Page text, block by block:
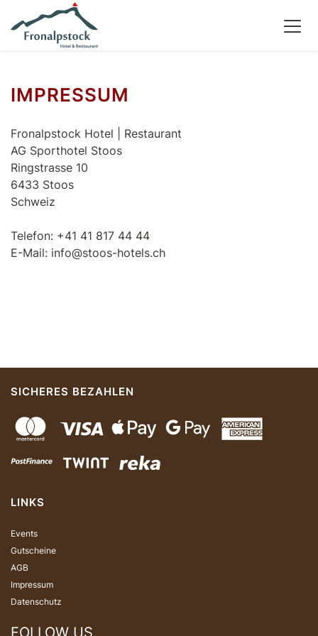
IMPRESSUM
Fronalpstock Hotel | Restaurant
AG Sporthotel Stoos
Ringstrasse 10
6433 Stoos
Schweiz
Telefon: +41 41 817 44 44
E-Mail: info@stoos-hotels.ch
SICHERES BEZAHLEN
LINKS
Events
Gutscheine
AGB
Impressum
Datenschutz
FOLLOW US